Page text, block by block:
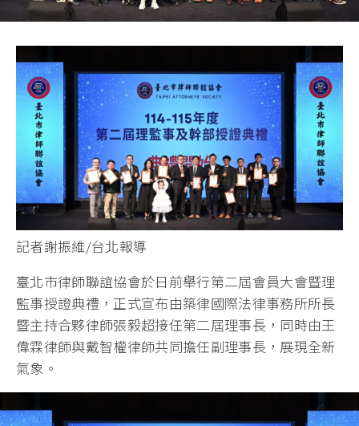
記者謝振維/台北報導
臺北市律師聯誼協會於日前舉行第二屆會員大會暨理
監事授證典禮，正式宣布由築律國際法律事務所所長
暨主持合夥律師張毅超接任第二屆理事長，同時由王
偉霖律師與戴智權律師共同擔任副理事長，展現全新
氣象。